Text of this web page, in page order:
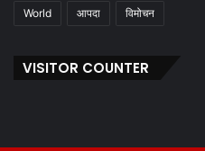
World आपदा विमोचन
VISITOR COUNTER